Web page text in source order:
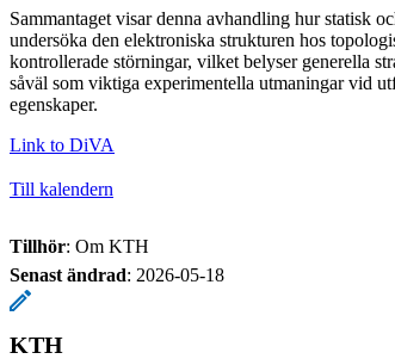
Sammantaget visar denna avhandling hur statisk
undersöka den elektroniska strukturen hos
kontrollerade störningar, vilket belyser generella
såväl som viktiga experimentella utmaningar vid
egenskaper.
Link to DiVA
Till kalendern
Tillhör: Om KTH
Senast ändrad: 2026-05-18
KTH